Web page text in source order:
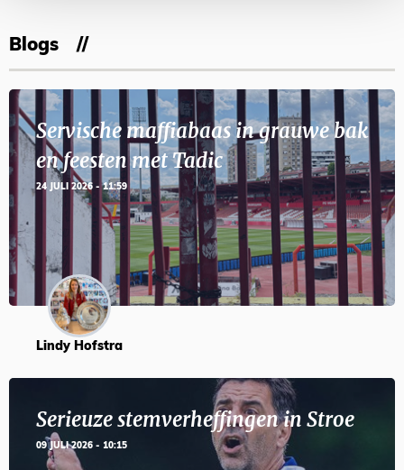
Blogs
Servische maffiabaas in grauwe bak
en feesten met Tadic
24 JULI 2026 - 11:59
Lindy Hofstra
Serieuze stemverheffingen in Stroe
09 JULI 2026 - 10:15